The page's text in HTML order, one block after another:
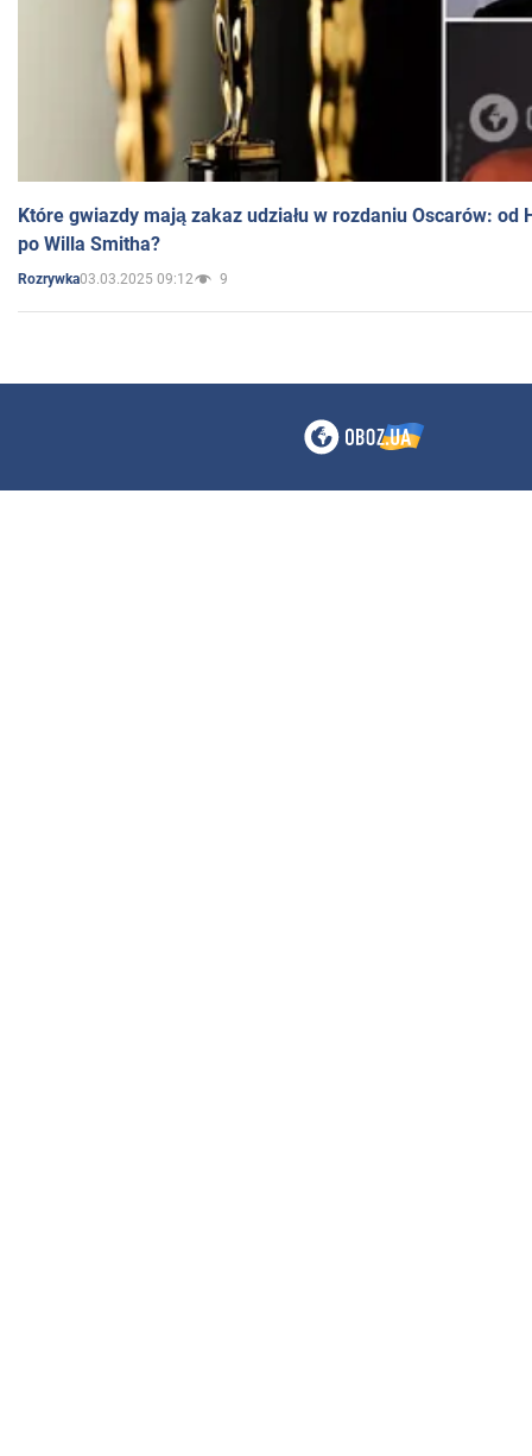
Które gwiazdy mają zakaz udziału w rozdaniu Oscarów: od
po Willa Smitha?
Rozrywka03.03.2025 09:12 9